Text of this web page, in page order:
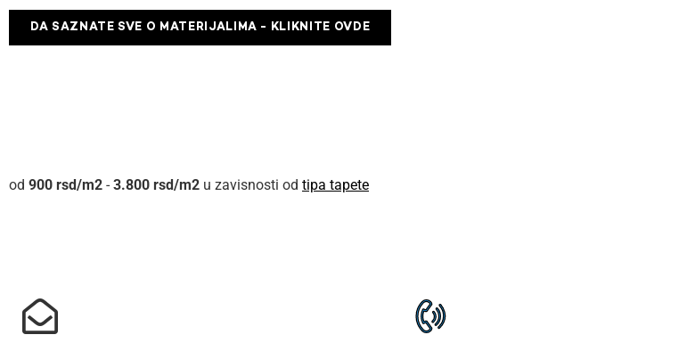
DA SAZNATE SVE O MATERIJALIMA - KLIKNITE OVDE
900 rsd - 3.800 rsd u zavisnosti od tipa tapete